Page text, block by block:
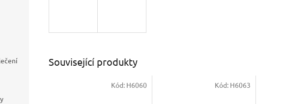
Související produkty
Kód: H6060 Kód: H6063